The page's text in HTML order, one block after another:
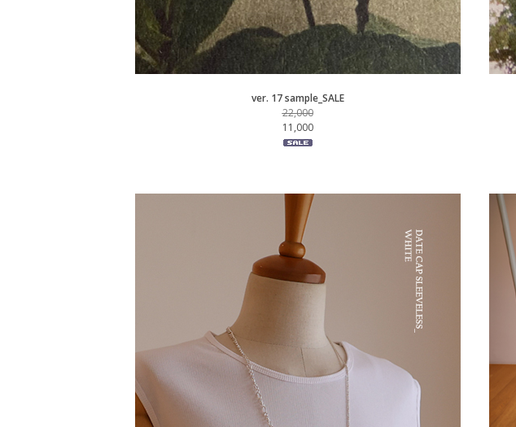
ver. 17 sample_SALE
22,000
11,000